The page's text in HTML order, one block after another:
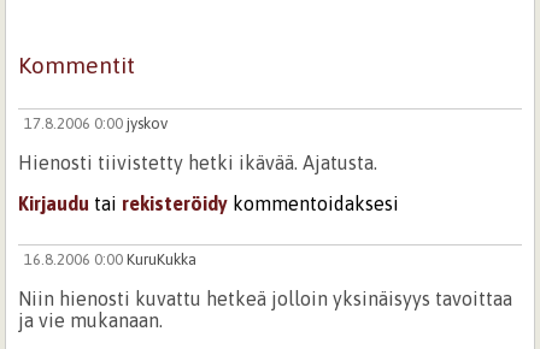
Kommentit
17.8.2006 0:00 jyskov
Hienosti tiivistetty hetki ikävää. Ajatusta.
Kirjaudu tai rekisteröidy kommentoidaksesi
16.8.2006 0:00 KuruKukka
Niin hienosti kuvattu hetkeä jolloin yksinäisyys tavoittaa
ja vie mukanaan.